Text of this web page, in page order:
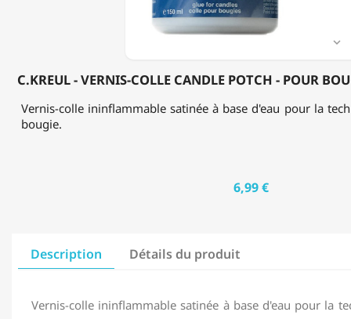
150ML
C.KREUL - VERNIS-COLLE CANDLE POTCH - POUR

Vernis-colle ininflammable satinée à base d'eau pour la
bougie.
6,99 €
Description Détails du produit
Vernis-colle ininflammable satinée à base d'eau pour la